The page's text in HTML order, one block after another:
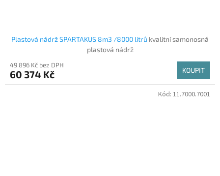
Plastová nádrž SPARTAKUS 8m3 /8000 litrů kvalitní samonosná
plastová nádrž
49 896 Kč bez DPH
60 374 Kč KOUPIT
Kód: 11.7000.7001